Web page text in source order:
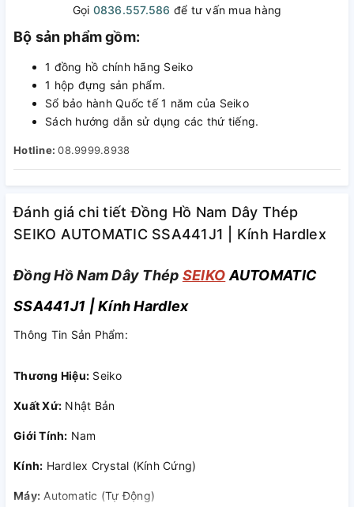
Gọi 0836.557.586 để tư vấn mua hàng
Bộ sản phẩm gồm:
1 đồng hồ chính hãng Seiko
1 hộp đựng sản phẩm.
Sổ bảo hành Quốc tế 1 năm của Seiko
Sách hướng dẫn sử dụng các thứ tiếng.
Hotline:08.9999.8938
Đánh giá chi tiết Đồng Hồ Nam Dây Thép
SEIKO AUTOMATIC SSA441J1 | Kính Hardlex
Đồng Hồ Nam Dây Thép SEIKO AUTOMATIC
SSA441J1 | Kính Hardlex
Thông Tin Sản Phẩm:
Thương Hiệu: Seiko
Xuất Xứ: Nhật Bản
Giới Tính: Nam
Kính: Hardlex Crystal (Kính Cứng)
Máy: Automatic (Tự Động)